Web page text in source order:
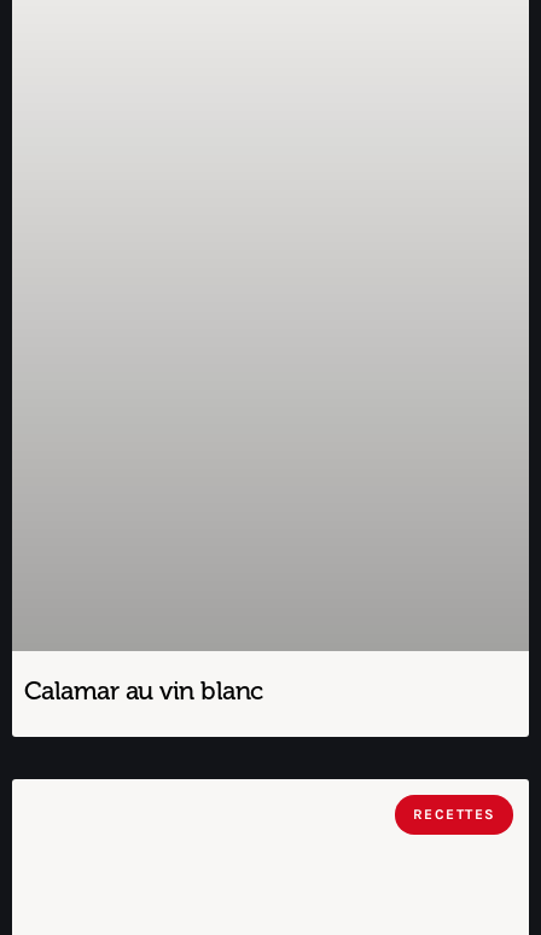
Calamar au vin blanc
RECETTES